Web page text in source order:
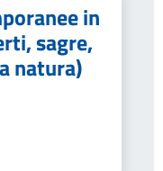
in
sagre,
natura)